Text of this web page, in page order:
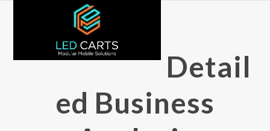
Detail
ed Business